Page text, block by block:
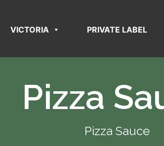
VICTORIA PRIVATE LABEL
Pizza
Pizza Sauce